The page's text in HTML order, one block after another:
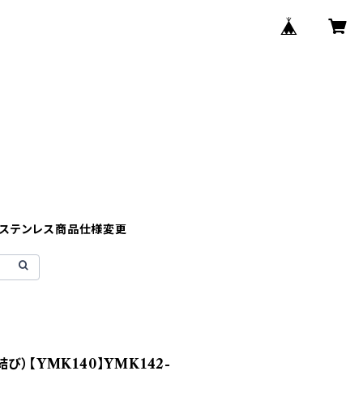
ステンレス商品仕様変更
び）【YMK140】YMK142-